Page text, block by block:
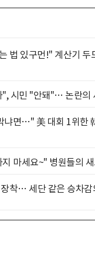
법 있구먼!" 계산기 두
", 시민 "안돼"… 논란의
냐면…" 美 대회 1위한
마세요~" 병원들의
착… 세단 같은 승차감